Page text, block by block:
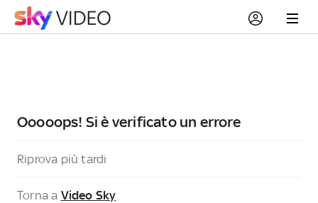
Ooooops! Si è verificato un errore
Riprova più tardi
Torna a Video Sky